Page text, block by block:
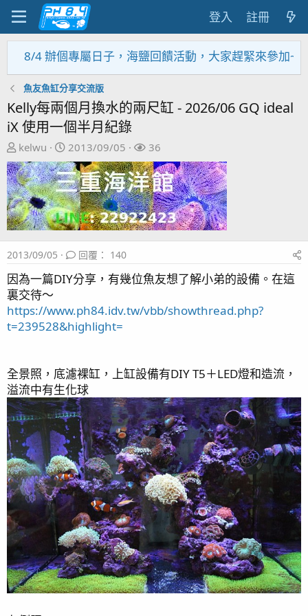
登入 註冊
辦個專屬日子，海鹽回饋活動，大家趕緊來參加~~~~~
魚友魚缸分享交流版
Kelly每兩個月換水的兩尺缸 - 2026/06 GQ ideal
iX 使用一個半月紀錄
主
題
發
起
人
kelwu
開
始
日
期
2013/09/05
關
注
者
36
2013/09/05 回覆： 140
因為一篇DIY分享，有幾位魚友想了解小弟的設備。在這
裏交待～
https://www.ph84.idv.tw/vbb/showthread.php?
t=239528&highlight=
全景照，底濾裸缸，上缸設備有DIY T5＋LED燈和造流，
溢流中有生化球